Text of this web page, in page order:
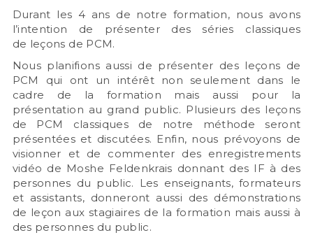
Durant les 4 ans de notre formation, nous avons
l’intention de présenter des séries classiques
de leçons de PCM.
Nous planifions aussi de présenter des leçons de
PCM qui ont un intérêt non seulement dans le
cadre de la formation mais aussi pour la
présentation au grand public. Plusieurs des leçons
de PCM classiques de notre méthode seront
présentées et discutées. Enfin, nous prévoyons de
visionner et de commenter des enregistrements
vidéo de Moshe Feldenkrais donnant des IF à des
personnes du public. Les enseignants, formateurs
et assistants, donneront aussi des démonstrations
de leçon aux stagiaires de la formation mais aussi à
des personnes du public.